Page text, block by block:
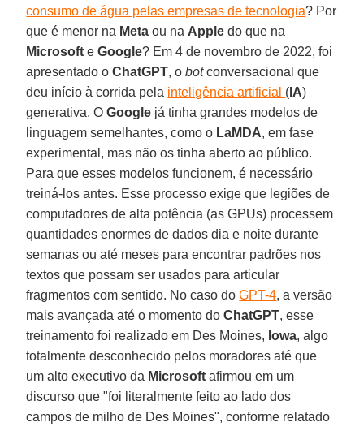
consumo de água pelas empresas de tecnologia? Por
que é menor na Meta ou na Apple do que na
Microsoft eGoogle? Em 4 de novembro de 2022, foi
apresentado oChatGPT, obotconversacional que
deu início à corrida pela inteligência artificial ( IA)
generativa. OGoogle já tinha grandes modelos de
linguagem semelhantes, como o LaMDA, em fase
experimental, mas não os tinha aberto ao público.
Para que esses modelos funcionem, é necessário
treiná-los antes. Esse processo exige que legiões de
computadores de alta potência (as GPUs) processem
quantidades enormes de dados dia e noite durante
semanas ou até meses para encontrar padrões nos
textos que possam ser usados para articular
fragmentos com sentido. No caso doGPT-4, a versão
mais avançada até o momento doChatGPT, esse
treinamento foi realizado em Des Moines, Iowa, algo
totalmente desconhecido pelos moradores até que
um alto executivo da Microsoft afirmou em um
discurso que "foi literalmente feito ao lado dos
campos de milho de Des Moines", conforme relatado